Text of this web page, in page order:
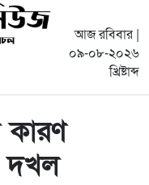
আজ রবিবার |
০৯-০৮-২০২৬
খ্রিষ্টাব্দ
কারণ
দখল